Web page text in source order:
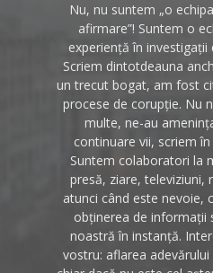
Nu, nu suntem „o
afirmare”! Suntem o
experiență în investigații
Scriem dintotdeauna
un trecut bogat, am fost
procese de corupție. Nu
multe, ne-au
continuare vii, scriem
Suntem colaboratori la
presă, ziare, televiziuni,
atunci când este nevoie,
obținerea de informații
noastră în instanță.
vostru: aflarea